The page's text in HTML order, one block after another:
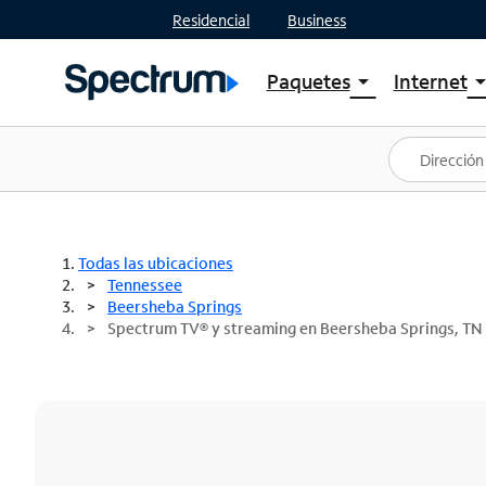
Residencial Business
Paquetesarrow_drop_down
Ver paquetes
Spectrum One
Mejores ofertas
Internetarrow_drop_down
Planes
Todas las ubicaciones
Tennessee
Beersheba Springs
Spectrum TV® y streaming en Beersheba Springs, TN